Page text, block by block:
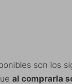
son los
al comprarla